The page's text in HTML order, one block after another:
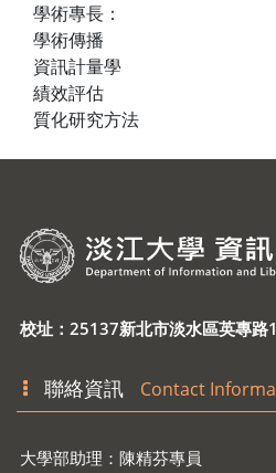
學術專長：
學術傳播
資訊計量學
績效評估
質化研究方法
校址：25137新北市淡水區英專路
聯絡資訊 Contact
大學部助理：陳精芬專員